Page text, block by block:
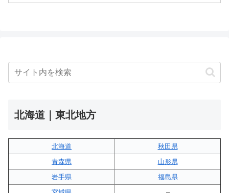
北海道｜東北地方
北海道
秋田県
青森県
山形県
岩手県
福島県